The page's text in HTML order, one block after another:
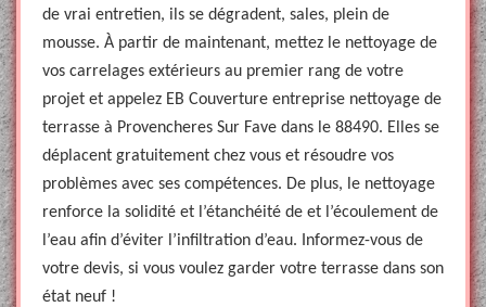
de vrai entretien, ils se dégradent, sales, plein de
mousse. À partir de maintenant, mettez le nettoyage de
vos carrelages extérieurs au premier rang de votre
projet et appelez EB Couverture entreprise nettoyage de
terrasse à Provencheres Sur Fave dans le 88490. Elles se
déplacent gratuitement chez vous et résoudre vos
problèmes avec ses compétences. De plus, le nettoyage
renforce la solidité et l’étanchéité de et l’écoulement de
l’eau afin d’éviter l’infiltration d’eau. Informez-vous de
votre devis, si vous voulez garder votre terrasse dans son
état neuf !